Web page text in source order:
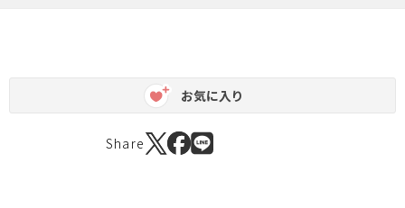
お気に入り
Share